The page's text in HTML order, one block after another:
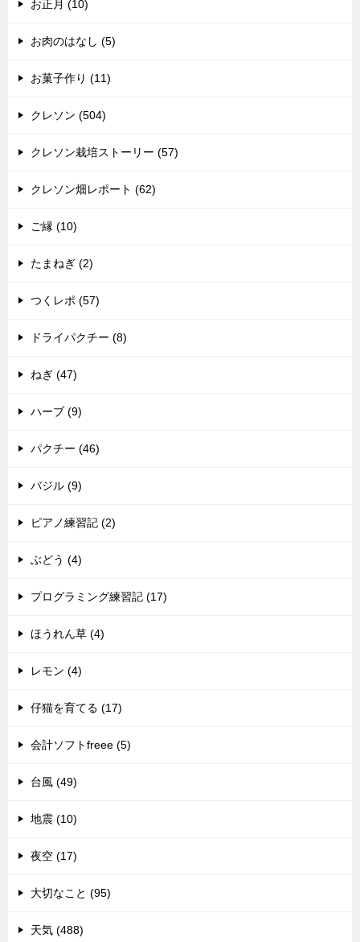
お正月 (10)
お肉のはなし (5)
お菓子作り (11)
クレソン (504)
クレソン栽培ストーリー (57)
クレソン畑レポート (62)
ご縁 (10)
たまねぎ (2)
つくレポ (57)
ドライパクチー (8)
ねぎ (47)
ハーブ (9)
パクチー (46)
バジル (9)
ピアノ練習記 (2)
ぶどう (4)
プログラミング練習記 (17)
ほうれん草 (4)
レモン (4)
仔猫を育てる (17)
会計ソフトfreee (5)
台風 (49)
地震 (10)
夜空 (17)
大切なこと (95)
天気 (488)